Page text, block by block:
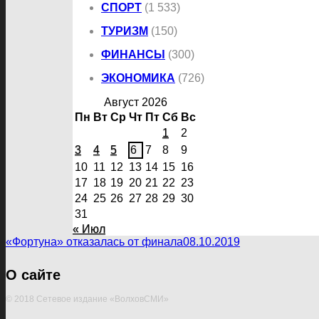
СПОРТ (1 533)
ТУРИЗМ (150)
ФИНАНСЫ (300)
ЭКОНОМИКА (726)
Август 2026
Пн Вт Ср Чт Пт Сб Вс
1
2
3
4 5 6 7 8
9
10 11 12 13 14 15 16
17 18 19 20 21 22 23
24 25 26 27 28 29 30
31
« Июл
«Фортуна» отказалась от финала08.10.2019
О сайте
© 2018 Сетевое издание «ВолховСМИ»